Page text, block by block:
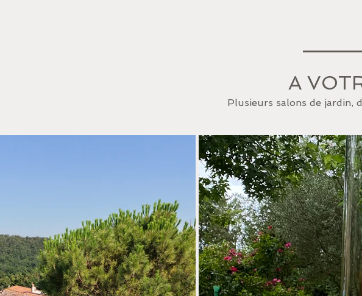
A
Plusieurs salons de jardin,